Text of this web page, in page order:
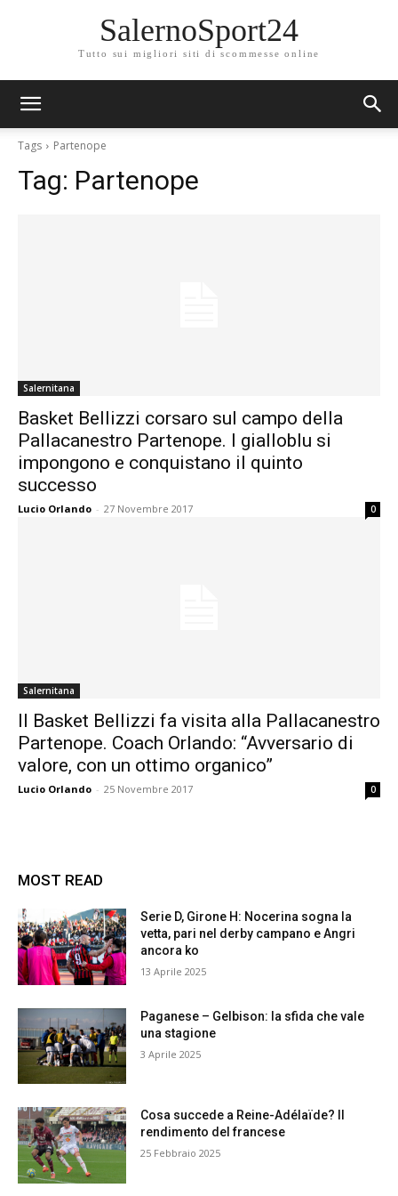
SalernoSport24
Tutto sui migliori siti di scommesse online
Tags Partenope
Tag: Partenope
Salernitana
Basket Bellizzi corsaro sul campo della
Pallacanestro Partenope. I gialloblu si
impongono e conquistano il quinto
successo
Lucio Orlando - 27 Novembre 2017 0
Salernitana
Il Basket Bellizzi fa visita alla Pallacanestro
Partenope. Coach Orlando: “Avversario di
valore, con un ottimo organico”
Lucio Orlando - 25 Novembre 2017 0
MOST READ
Serie D, Girone H: Nocerina sogna la
vetta, pari nel derby campano e Angri
ancora ko
13 Aprile 2025
Paganese – Gelbison: la sfida che vale
una stagione
3 Aprile 2025
Cosa succede a Reine-Adélaïde? Il
rendimento del francese
25 Febbraio 2025